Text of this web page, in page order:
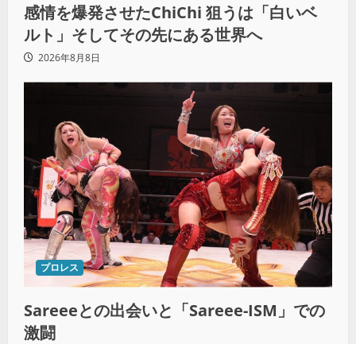
感情を爆発させたChiChi 狙うは「白いベ
ルト」そしてその先にある世界へ
2026年8月8日
プロレス
Sareeeとの出会いと「Sareee-ISM」での
激闘